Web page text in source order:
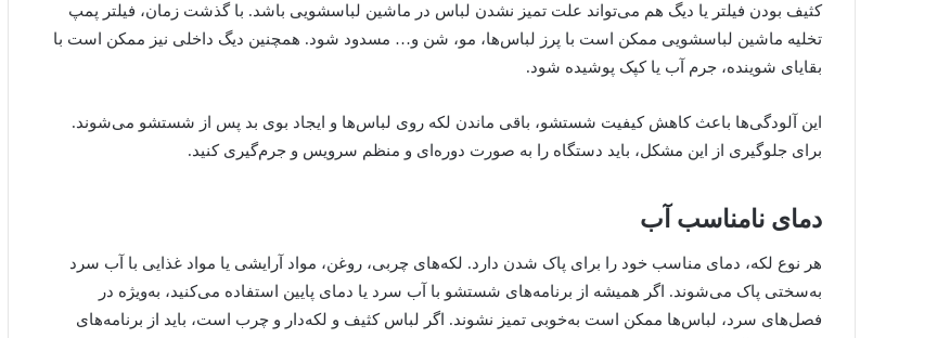
کثیف بودن فیلتر یا دیگ هم می‌تواند علت تمیز نشدن لباس در ماشین لباسشویی باشد. با گذشت زمان، فیلتر پمپ
تخلیه ماشین لباسشویی ممکن است با پرز لباس‌ها، مو، شن و… مسدود شود. همچنین دیگ داخلی نیز ممکن است با
بقایای شوینده، جرم آب یا کپک پوشیده شود.
این آلودگی‌ها باعث کاهش کیفیت شستشو، باقی ماندن لکه روی لباس‌ها و ایجاد بوی بد پس از شستشو می‌شوند.
برای جلوگیری از این مشکل، باید دستگاه را به صورت دوره‌ای و منظم سرویس و جرم‌گیری کنید.
دمای نامناسب آب
هر نوع لکه، دمای مناسب خود را برای پاک شدن دارد. لکه‌های چربی، روغن، مواد آرایشی یا مواد غذایی با آب سرد
به‌سختی پاک می‌شوند. اگر همیشه از برنامه‌های شستشو با آب سرد یا دمای پایین استفاده می‌کنید، به‌ویژه در
فصل‌های سرد، لباس‌ها ممکن است به‌خوبی تمیز نشوند. اگر لباس کثیف و لکه‌دار و چرب است، باید از برنامه‌های